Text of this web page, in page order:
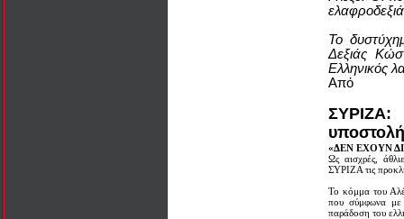
Το
Δεξιάς
Ελληνικός
Από
ΣΥΡΙΖΑ:
«ΔΕΝ ΕΧΟΥΝ
Ως αισχρές,
ΣΥΡΙΖΑ τις
Το κόμμα του
που σύμφωνα με
παράδοση του